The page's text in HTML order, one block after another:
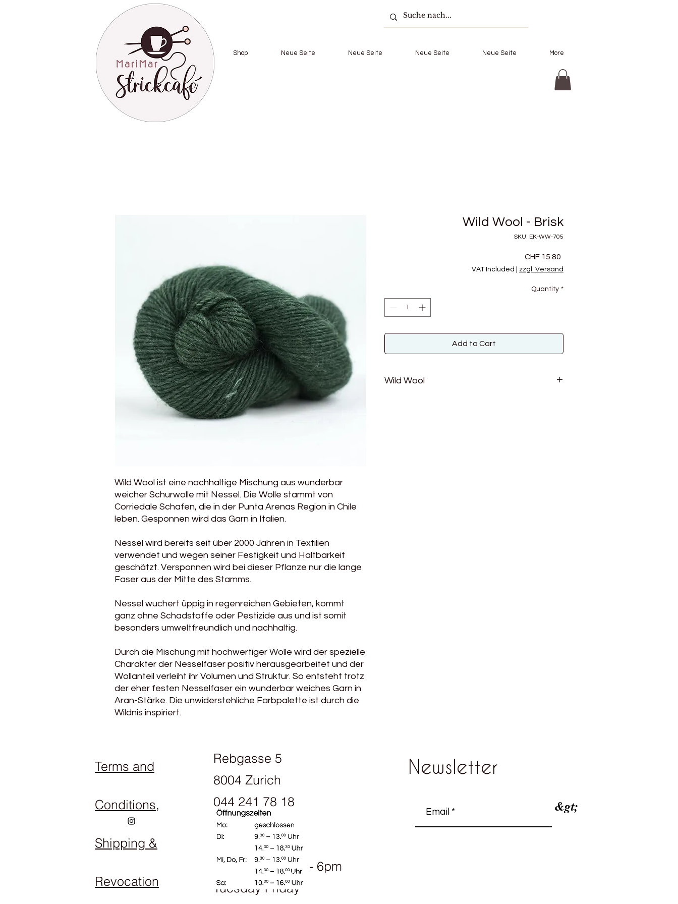
Shop Neue Seite Neue Seite Neue Seite Neue Seite More
Wild Wool ist eine nachhaltige Mischung aus wunderbar
weicher Schurwolle mit Nessel. Die Wolle stammt von
Corriedale Schafen, die in der Punta Arenas Region in Chile
leben. Gesponnen wird das Garn in Italien.
Nessel wird bereits seit über 2000 Jahren in Textilien
verwendet und wegen seiner Festigkeit und Haltbarkeit
geschätzt. Versponnen wird bei dieser Pflanze nur die lange
Faser aus der Mitte des Stamms.
Nessel wuchert üppig in regenreichen Gebieten, kommt
ganz ohne Schadstoffe oder Pestizide aus und ist somit
besonders umweltfreundlich und nachhaltig.
Durch die Mischung mit hochwertiger Wolle wird der spezielle
Charakter der Nesselfaser positiv herausgearbeitet und der
Wollanteil verleiht ihr Volumen und Struktur. So entsteht trotz
der eher festen Nesselfaser ein wunderbar weiches Garn in
Aran-Stärke. Die unwiderstehliche Farbpalette ist durch die
Wildnis inspiriert.
Wild Wool - Brisk
SKU: EK-WW-705
CHF 15.80
VAT Included zzgl. Versand
Quantity *
Add to Cart
Wild Wool
Terms and
Conditions,
Shipping &
Revocation
Rebgasse 5
8004 Zurich
044 241 78 18
Opening hours:
Monday 1.30pm - 6pm
Tuesday Friday
Newsletter
&gt;